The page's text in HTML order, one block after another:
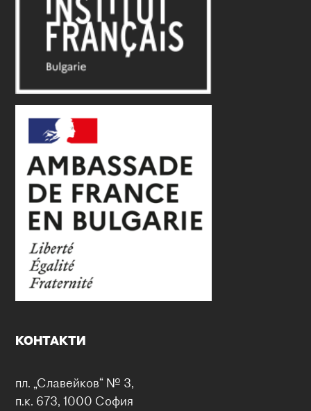
КОНТАКТИ
пл. „Славейков“ № 3,
п.к. 673, 1000 София